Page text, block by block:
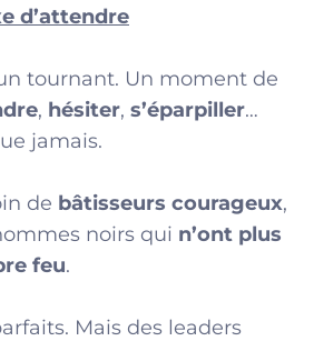
d’attendre
tournant. Un moment de
, hésiter, s’éparpiller…
jamais.
de bâtisseurs courageux,
noirs qui n’ont plus
feu.
Mais des leaders